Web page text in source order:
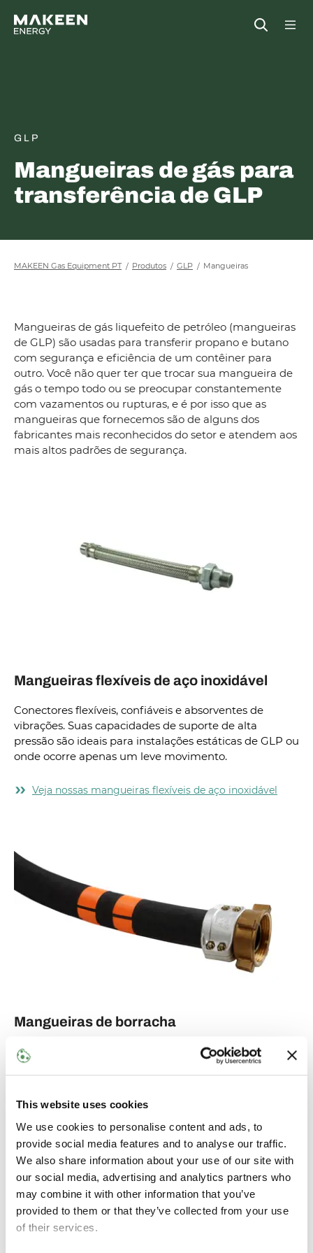
This website uses cookies
We use cookies to personalise content and ads, to
provide social media features and to analyse our traffic.
We also share information about your use of our site with
our social media, advertising and analytics partners who
may combine it with other information that you’ve
provided to them or that they’ve collected from your use
of their services.
Open
GLP
Mangueiras de gás para
transferência de GLP
MAKEEN Gas Equipment PT Produtos GLP Mangueiras
Mangueiras de gás liquefeito de petróleo (mangueiras
de GLP) são usadas para transferir propano e butano
com segurança e eficiência de um contêiner para
outro. Você não quer ter que trocar sua mangueira de
gás o tempo todo ou se preocupar constantemente
com vazamentos ou rupturas, e é por isso que as
mangueiras que fornecemos são de alguns dos
fabricantes mais reconhecidos do setor e atendem aos
mais altos padrões de segurança.
Mangueiras flexíveis de aço inoxidável
Conectores flexíveis, confiáveis e absorventes de
vibrações. Suas capacidades de suporte de alta
pressão são ideais para instalações estáticas de GLP ou
onde ocorre apenas um leve movimento.
Veja nossas mangueiras flexíveis de aço inoxidável
Mangueiras de borracha
Mangueiras flexíveis e resistentes à abrasão com
reforço trançado em tecido. Utilizado em
gás natural, no setor industrial e doméstico.
Veja nossas mangueiras de borracha